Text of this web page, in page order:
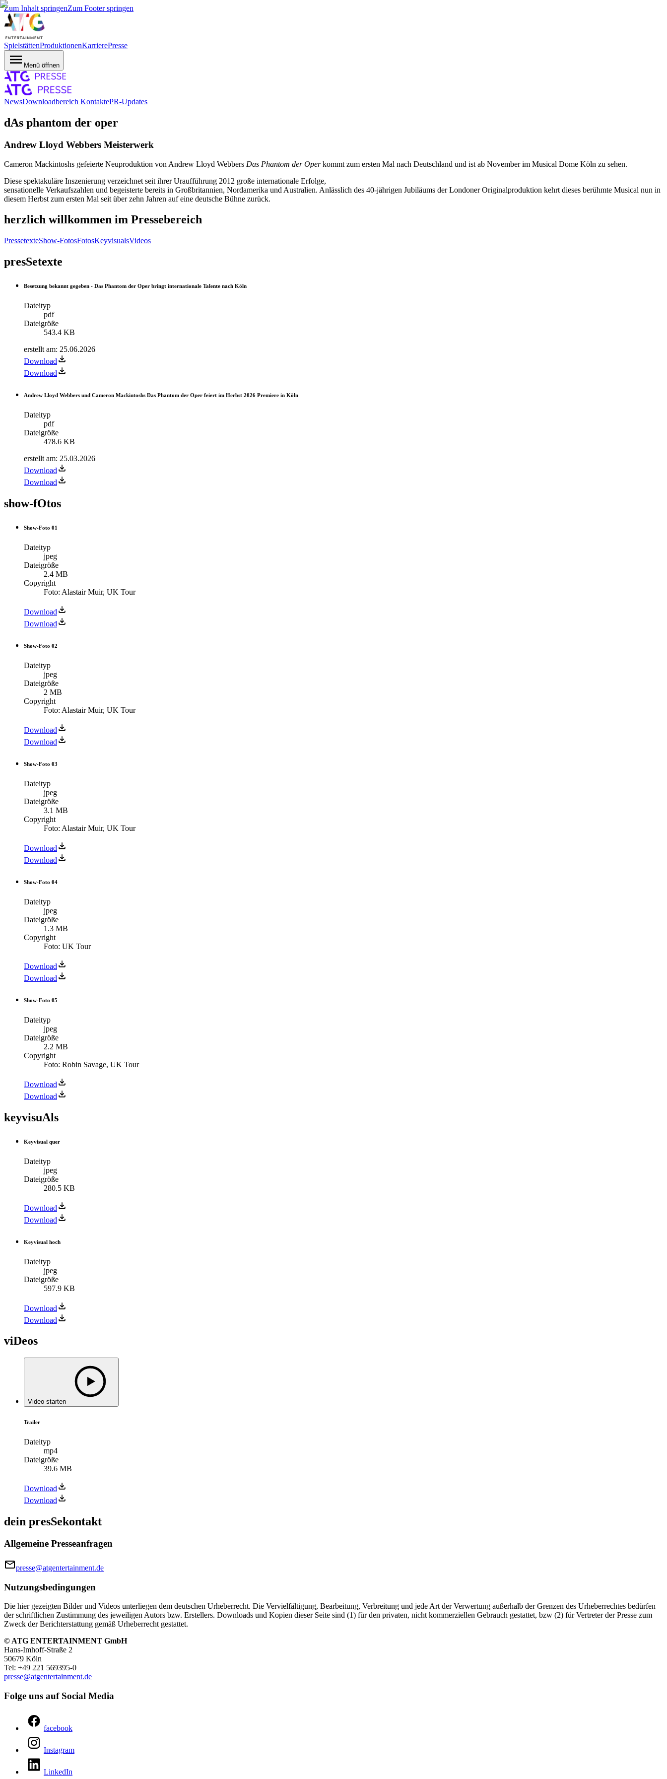
Zum Inhalt springenZum Footer springen
SpielstättenProduktionenKarrierePresse
Menü öffnen
NewsDownloadbereich KontaktePR-Updates
dAs phantom der oper
Andrew Lloyd Webbers Meisterwerk
Cameron Mackintoshs gefeierte Neuproduktion von Andrew Lloyd Webbers Das Phantom der Operkommt zum ersten Mal nach Deutschland und ist ab November im Musical Dome Köln zu sehen.
Diese spektakuläre Inszenierung verzeichnet seit ihrer Uraufführung 2012 große internationale Erfolge,
sensationelle Verkaufszahlen und begeisterte bereits in Großbritannien, Nordamerika und Australien. Anlässlich des 40-jährigen Jubiläums der Londoner Originalproduktion kehrt dieses berühmte Musical nun in
diesem Herbst zum ersten Mal seit über zehn Jahren auf eine deutsche Bühne zurück.
herzlich willkommen im Pressebereich
PressetexteShow-FotosFotosKeyvisualsVideos
presSetexte
Besetzung bekannt gegeben - Das Phantom der Oper bringt internationale Talente nach Köln
Dateityp
pdf
Dateigröße
543.4 KB
erstellt am: 25.06.2026
Download
Download
Andrew Lloyd Webbers und Cameron Mackintoshs Das Phantom der Oper feiert im Herbst 2026 Premiere in Köln
Dateityp
pdf
Dateigröße
478.6 KB
erstellt am: 25.03.2026
Download
Download
show-fOtos
Show-Foto 01
Dateityp
jpeg
Dateigröße
2.4 MB
Copyright
Foto: Alastair Muir, UK Tour
Download
Download
Show-Foto 02
Dateityp
jpeg
Dateigröße
2 MB
Copyright
Foto: Alastair Muir, UK Tour
Download
Download
Show-Foto 03
Dateityp
jpeg
Dateigröße
3.1 MB
Copyright
Foto: Alastair Muir, UK Tour
Download
Download
Show-Foto 04
Dateityp
jpeg
Dateigröße
1.3 MB
Copyright
Foto: UK Tour
Download
Download
Show-Foto 05
Dateityp
jpeg
Dateigröße
2.2 MB
Copyright
Foto: Robin Savage, UK Tour
Download
Download
keyvisuAls
Keyvisual quer
Dateityp
jpeg
Dateigröße
280.5 KB
Download
Download
Keyvisual hoch
Dateityp
jpeg
Dateigröße
597.9 KB
Download
Download
viDeos
Video starten
Trailer
Dateityp
mp4
Dateigröße
39.6 MB
Download
Download
dein presSekontakt
Allgemeine Presseanfragen
presse@atgentertainment.de
Nutzungsbedingungen
Die hier gezeigten Bilder und Videos unterliegen dem deutschen Urheberrecht. Die Vervielfältigung, Bearbeitung, Verbreitung und jede Art der Verwertung außerhalb der Grenzen des Urheberrechtes bedürfen
der schriftlichen Zustimmung des jeweiligen Autors bzw. Erstellers. Downloads und Kopien dieser Seite sind (1) für den privaten, nicht kommerziellen Gebrauch gestattet, bzw (2) für Vertreter der Presse zum
Zweck der Berichterstattung gemäß Urheberrecht gestattet.
© ATG ENTERTAINMENT GmbH
Hans‑Imhoff‑Straße 2
50679 Köln
Tel: +49 221 569395-0
presse@​atgentertainment.de
Folge uns auf Social Media
facebook
Instagram
LinkedIn